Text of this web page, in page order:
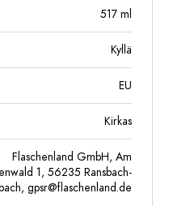
517 ml
Kyllä
EU
Kirkas
Flaschenland GmbH, Am
1, 56235 Ransbach-
gpsr@flaschenland.de